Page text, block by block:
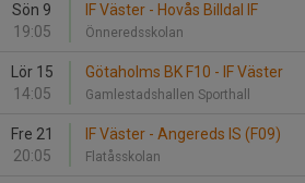
Sön 9
19:05
IF Väster - Hovås Billdal IF
Önneredsskolan
Lör 15
14:05
Götaholms BK F10 - IF Väster
Gamlestadshallen Sporthall
Fre 21
20:05
IF Väster - Angereds IS (F09)
Flatåsskolan